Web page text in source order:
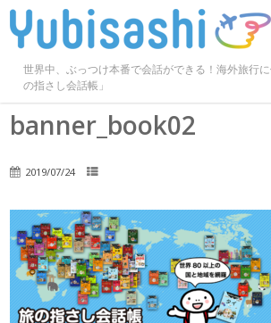
世界中、ぶっつけ本番で会話ができる！海外旅行
の指さし会話帳」
banner_book02
2019/07/24